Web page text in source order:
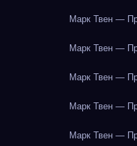
Марк Твен —
Марк Твен —
Марк Твен —
Марк Твен —
Марк Твен —